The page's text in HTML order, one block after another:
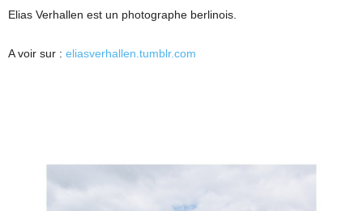
Elias Verhallen est un photographe berlinois.
A voir sur : eliasverhallen.tumblr.com